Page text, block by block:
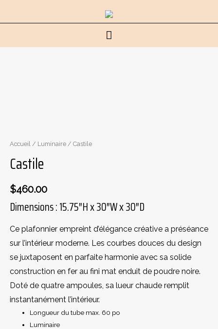
Menu
Accueil / Luminaire / Castile
Castile
$460.00
Dimensions : 15.75″H x 30″W x 30″D
Ce plafonnier empreint d’élégance créative a préséance
sur l’intérieur moderne. Les courbes douces du design
se juxtaposent en parfaite harmonie avec sa solide
construction en fer au fini mat enduit de poudre noire.
Doté de quatre ampoules, sa lueur chaude remplit
instantanément l’intérieur.
Longueur du tube max. 60 po
Luminaire